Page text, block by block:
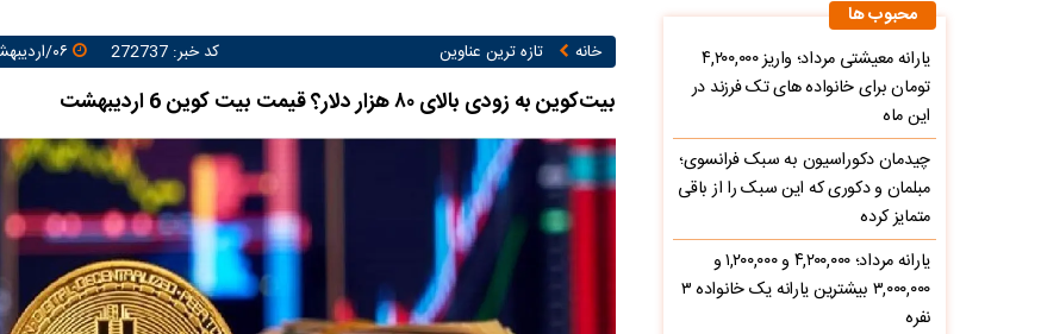
خانه تازه ترین عناوین کد خبر: 272737
بیت‌کوین به زودی بالای ۸۰ هزار دلار؟ قیمت بیت کوین 6 اردیبهشت
محبوب ها
یارانه معیشتی مرداد؛ واریز ۴,۲۰۰,۰۰۰
تومان برای خانواده های تک فرزند در
این ماه
چیدمان دکوراسیون به سبک فرانسوی؛
مبلمان و دکوری که این سبک را از باقی
متمایز کرده
یارانه مرداد؛ ۴,۲۰۰,۰۰۰ و ۱,۲۰۰,۰۰۰ و
۳,۰۰۰,۰۰۰ بیشترین یارانه یک خانواده ۳
نفره